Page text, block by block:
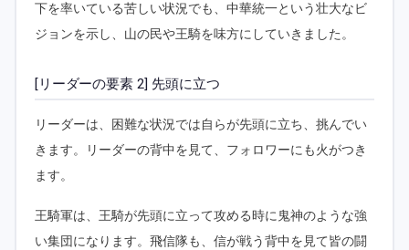
下を率いている苦しい状況でも、中華統一という壮大なビ
ジョンを示し、山の民や王騎を味方にしていきました。
[リーダーの要素 2] 先頭に立つ
リーダーは、困難な状況では自らが先頭に立ち、挑んでい
きます。リーダーの背中を見て、フォロワーにも火がつき
ます。
王騎軍は、王騎が先頭に立って攻める時に鬼神のような強
い集団になります。飛信隊も、信が戦う背中を見て皆の闘